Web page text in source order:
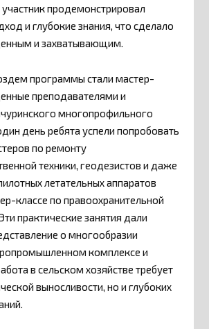
продемонстрировал
и глубокие знания, что сделало
и захватывающим.
программы стали мастер-
преподавателями и
многопрофильного
день ребята успели попробовать
по ремонту
техники, геодезистов и даже
летательных аппаратов
классе по правоохранительной
практические занятия дали
о многообразии
комплексе и
в сельском хозяйстве требует
выносливости, но и глубоких